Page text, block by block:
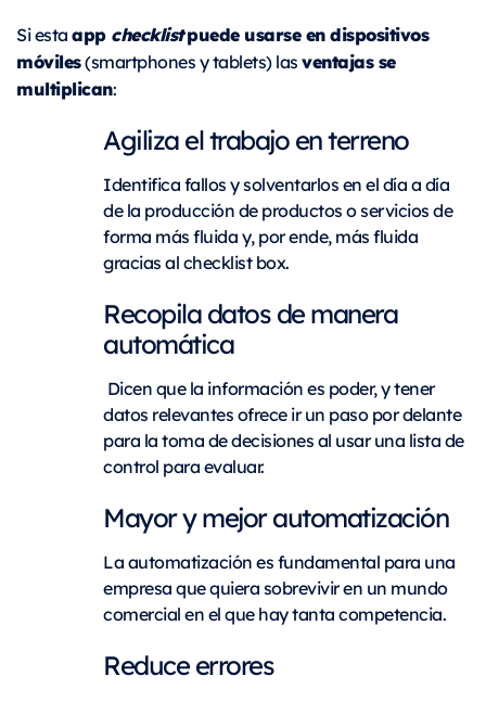
Si estaapp checklistpuede usarse en dispositivos
móviles(smartphones y tablets) lasventajas se
multiplican:
Agiliza el trabajo en terreno
Identifica fallos y solventarlos en el día a día
de la producción de productos o servicios de
forma más fluida y, por ende, más fluida
gracias al checklist box.
Recopila datos de manera
automática
Dicen que la información es poder, y tener
datos relevantes ofrece ir un paso por delante
para la toma de decisiones al usar una lista de
control para evaluar.
Mayor y mejor automatización
La automatización es fundamental para una
empresa que quiera sobrevivir en un mundo
comercial en el que hay tanta competencia.
Reduce errores